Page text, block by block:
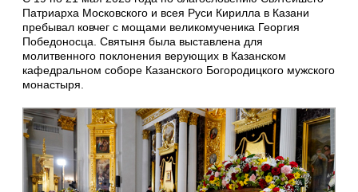
Патриарха Московского и всея Руси Кирилла в Казани
пребывал ковчег с мощами великомученика Георгия
Победоносца. Святыня была выставлена для
молитвенного поклонения верующих в Казанском
кафедральном соборе Казанского Богородицкого мужского
монастыря.